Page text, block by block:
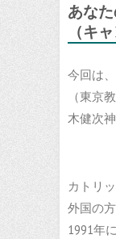
あな
（キ
今回は
（東京
木健次
カトリ
外国の
1991年